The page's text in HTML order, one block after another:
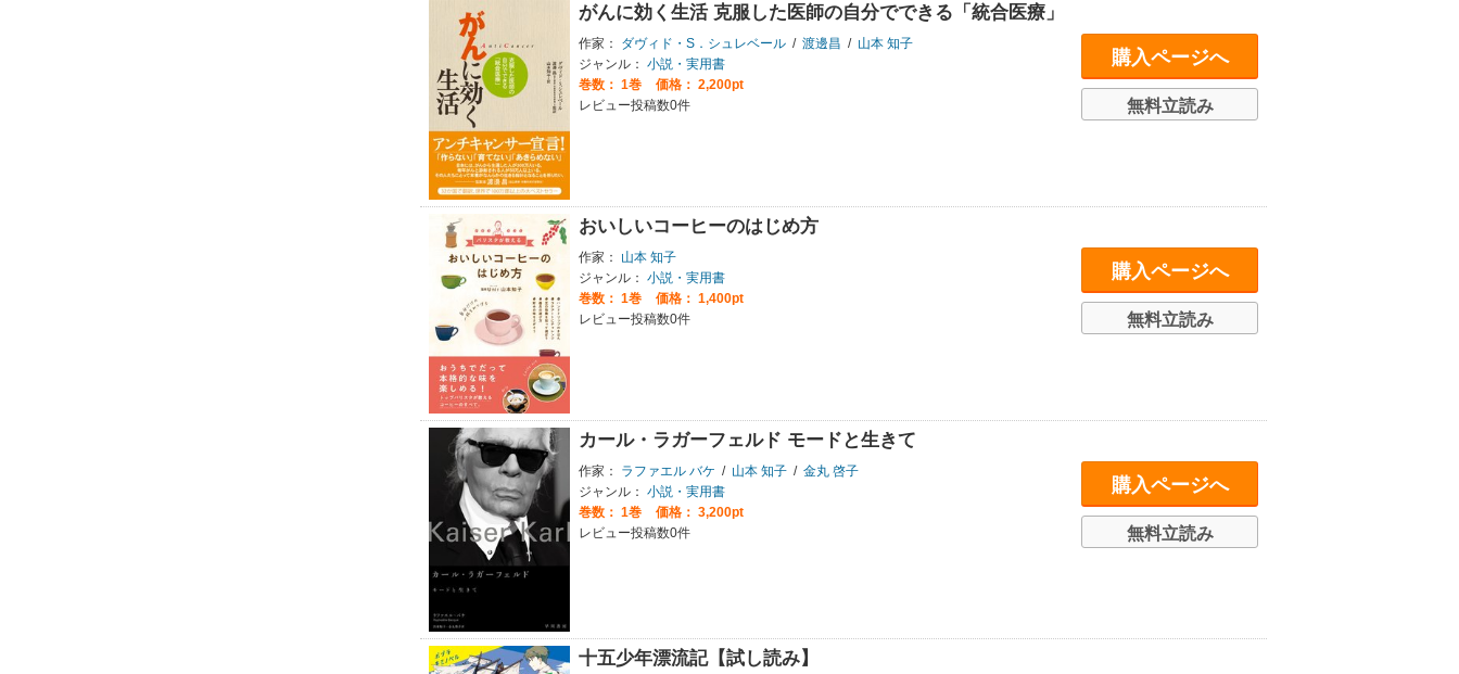
がんに効く生活 克服した医師の自分でできる「統合医療」
作家： ダヴィド・S．シュレベール / 渡邊昌 / 山本 知子
ジャンル： 小説・実用書
巻数： 1巻
価格： 2,200pt
レビュー投稿数0件
購入ページへ
無料立読み
おいしいコーヒーのはじめ方
作家：
山本 知子
ジャンル： 小説・実用書
巻数： 1巻
価格： 1,400pt
レビュー投稿数0件
購入ページへ
無料立読み
カール・ラガーフェルド モードと生きて
作家： ラファエル バケ / 山本 知子 / 金丸 啓子
ジャンル： 小説・実用書
巻数： 1巻
価格： 3,200pt
レビュー投稿数0件
購入ページへ
無料立読み
十五少年漂流記【試し読み】